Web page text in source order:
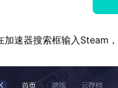
加速器搜索框输入Steam